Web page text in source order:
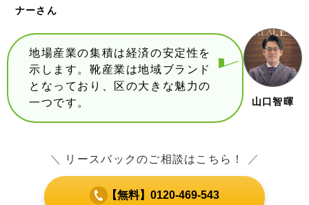
ナーさん
山口智暉
地場産業の集積は経済の安定性を
示します。靴産業は地域ブランド
となっており、区の大きな魅力の
一つです。
＼ リースバックのご相談はこちら！ ／
【無料】0120-469-543